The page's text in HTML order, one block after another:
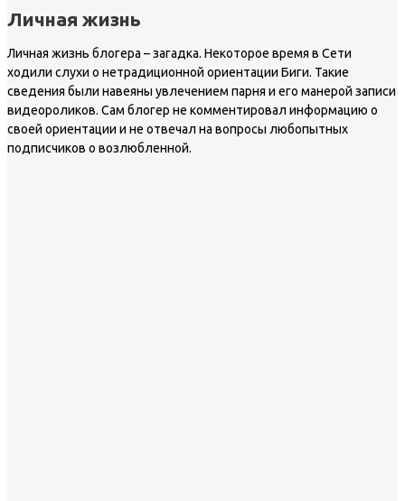
Личная жизнь
Личная жизнь блогера – загадка. Некоторое время в Сети
ходили слухи о нетрадиционной ориентации Биги. Такие
сведения были навеяны увлечением парня и его манерой записи
видеороликов. Сам блогер не комментировал информацию о
своей ориентации и не отвечал на вопросы любопытных
подписчиков о возлюбленной.